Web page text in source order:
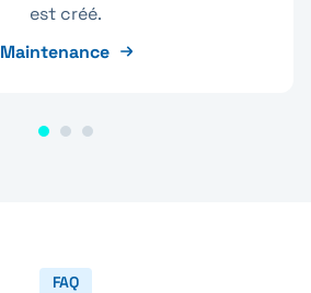
est créé.
Maintenance
FAQ